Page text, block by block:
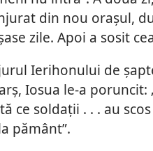
din nou orașul,
zile. Apoi a sosit
Ierihonului de
Iosua le-a poruncit:
ce soldații . . . au
pământ”.